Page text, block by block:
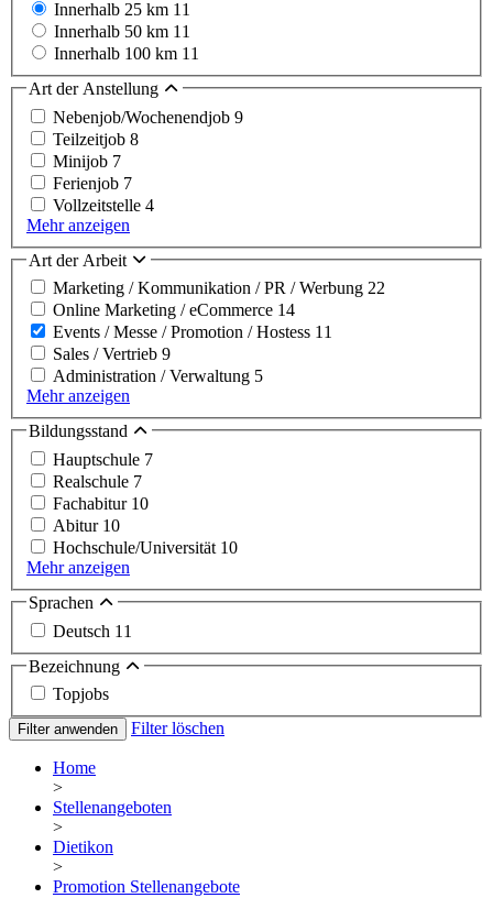
Innerhalb 25 km 11
Innerhalb 50 km 11
Innerhalb 100 km 11
Art der Anstellung
Nebenjob/Wochenendjob 9
Teilzeitjob 8
Minijob 7
Ferienjob 7
Vollzeitstelle 4
Mehr anzeigen
Art der Arbeit
Marketing / Kommunikation / PR / Werbung 22
Online Marketing / eCommerce 14
Events / Messe / Promotion / Hostess 11
Sales / Vertrieb 9
Administration / Verwaltung 5
Mehr anzeigen
Bildungsstand
Hauptschule 7
Realschule 7
Fachabitur 10
Abitur 10
Hochschule/Universität 10
Mehr anzeigen
Sprachen
Deutsch 11
Bezeichnung
Topjobs
Filter anwenden Filter löschen
Home
>
Stellenangeboten
>
Dietikon
>
Promotion Stellenangebote